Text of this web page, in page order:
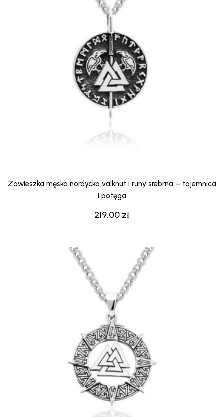
219,00 zł
Zawieszka męska nordycka valknut i runy srebrna – tajemnica
i potęga